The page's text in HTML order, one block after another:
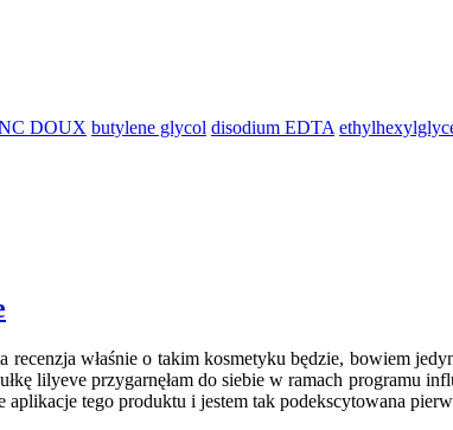
DOUX butylene glycol disodium EDTA
właśnie o takim kosmetyku będzie, bowiem
lilyeve przygarnęłam do siebie w ramach programu
tego produktu i jestem tak podekscytowana